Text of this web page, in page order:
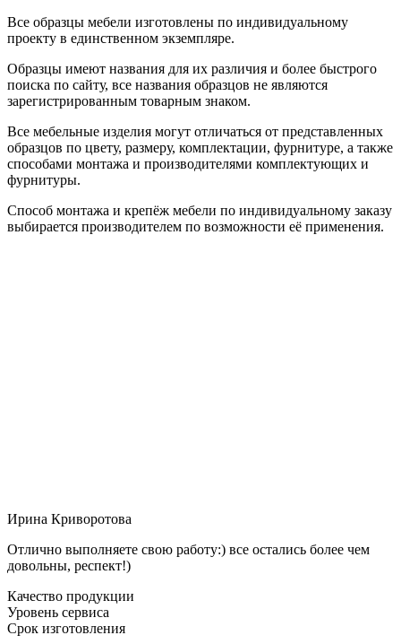
Все образцы мебели изготовлены по индивидуальному
проекту в единственном экземпляре.
Образцы имеют названия для их различия и более быстрого
поиска по сайту, все названия образцов не являются
зарегистрированным товарным знаком.
Все мебельные изделия могут отличаться от представленных
образцов по цвету, размеру, комплектации, фурнитуре, а также
способами монтажа и производителями комплектующих и
фурнитуры.
Способ монтажа и крепёж мебели по индивидуальному заказу
выбирается производителем по возможности её применения.
Ирина Криворотова
Отлично выполняете свою работу:) все остались более чем
довольны, респект!)
Качество продукции
Уровень сервиса
Срок изготовления